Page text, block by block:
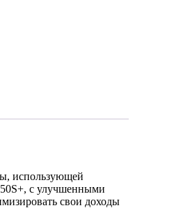
использующей
с улучшенными
свои доходы